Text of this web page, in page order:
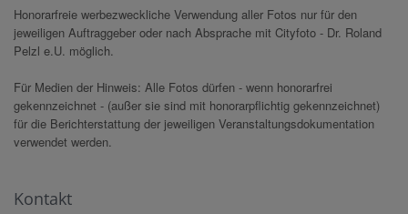
Honorarfreie werbezweckliche Verwendung aller Fotos nur für den
jeweiligen Auftraggeber oder nach Absprache mit Cityfoto - Dr. Roland
Pelzl e.U. möglich.
Für Medien der Hinweis: Alle Fotos dürfen - wenn honorarfrei
gekennzeichnet - (außer sie sind mit honorarpflichtig gekennzeichnet)
für die Berichterstattung der jeweiligen Veranstaltungsdokumentation
verwendet werden.
Kontakt